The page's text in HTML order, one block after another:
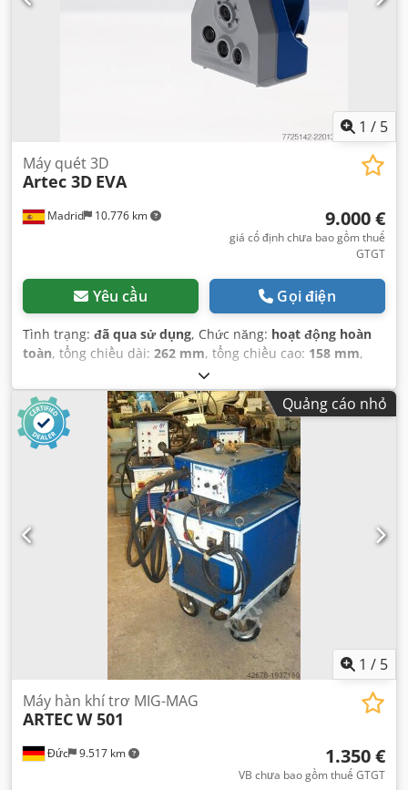
1 / 5
Madrid 10.776 km
Máy quét 3D
Artec 3D EVA
9.000 €
giá cố định chưa bao gồm thuế
GTGT
Yêu cầu Gọi điện
Tình trạng: đã qua sử dụng, Chức năng: hoạt động hoàn
toàn, tổng chiều dài: 262 mm, tổng chiều cao: 158 mm,
, trọng lượng tổng cộng:
Quảng cáo nhỏ
1 / 5
Đức 9.517 km
Máy hàn khí trơ MIG-MAG
ARTECW 501
1.350 €
VB chưa bao gồm thuế GTGT